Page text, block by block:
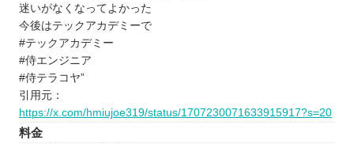
迷いがなくなってよかった
今後はテックアカデミーで
#テックアカデミー
#侍エンジニア
#侍テラコヤ”
引用元：
https://x.com/hmiujoe319/status/1707230071633915917?s=20
料金